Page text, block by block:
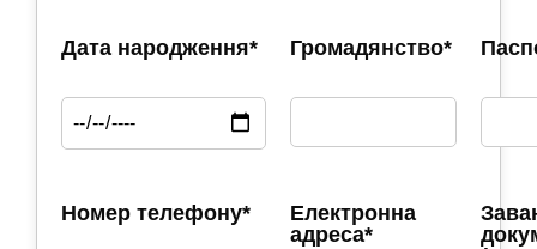
Дата народження* Громадянство*
Номер телефону*
Електронна
адреса*